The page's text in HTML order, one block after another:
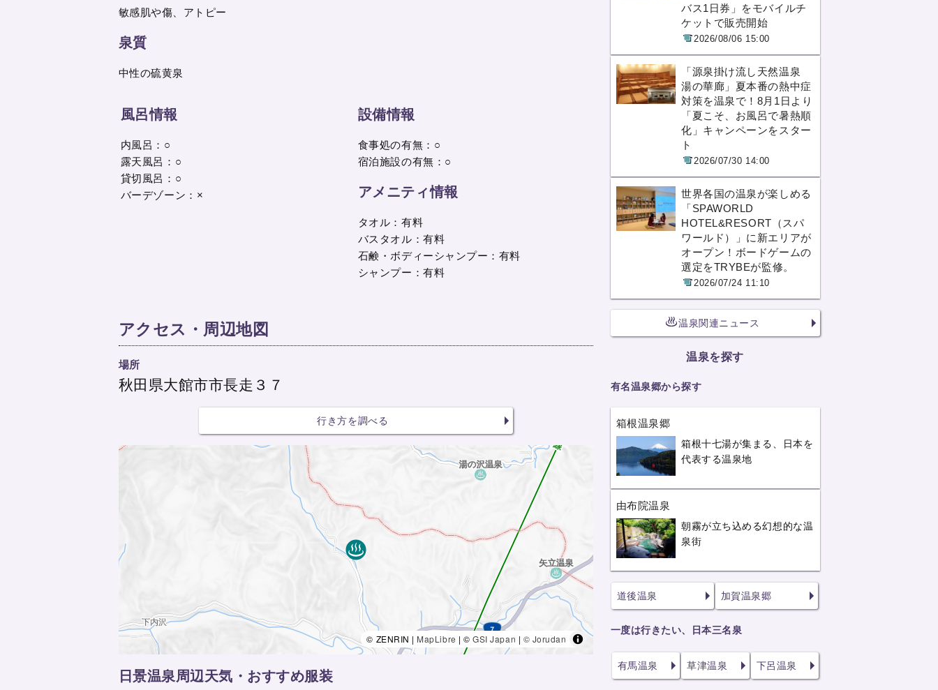
敏感肌や傷、アトピー
泉質
中性の硫黄泉
風呂情報
内風呂：○
露天風呂：○
貸切風呂：○
バーデゾーン：×
設備情報
食事処の有無：○
宿泊施設の有無：○
アメニティ情報
タオル：有料
バスタオル：有料
石鹸・ボディーシャンプー：有料
シャンプー：有料
アクセス・周辺地図
場所
秋田県大館市市長走３７
行き方を調べる
© ZENRIN | MapLibre | ©GSI Japan | © Jorudan
日景温泉周辺天気・おすすめ服装
バス1日券」をモバイルチ
ケットで販売開始
2026/08/06 15:00
「源泉掛け流し天然温泉
湯の華廊」夏本番の熱中症
対策を温泉で！8月1日より
「夏こそ、お風呂で暑熱順
化」キャンペーンをスター
ト
2026/07/30 14:00
世界各国の温泉が楽しめる
「SPAWORLD
HOTEL&RESORT（スパ
ワールド）」に新エリアが
オープン！ボードゲームの
選定をTRYBEが監修。
2026/07/24 11:10
温泉関連ニュース
温泉を探す
有名温泉郷から探す
箱根温泉郷
箱根十七湯が集まる、日本を
代表する温泉地
由布院温泉
朝霧が立ち込める幻想的な温
泉街
道後温泉 加賀温泉郷
一度は行きたい、日本三名泉
有馬温泉 草津温泉 下呂温泉